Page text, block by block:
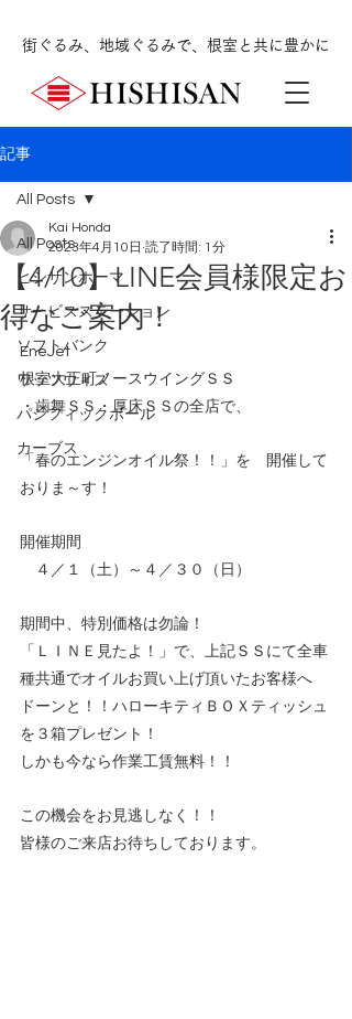
街ぐるみ、地域ぐるみで、根室と共に豊かに
記事
All Posts
ヒシサンホーマ
サービスステーション
ソフトバンク
ワッツウィズ
パシフィックボール
カーブス
All Posts
【4/10】LINE会員様限定お
得なご案内！
Kai Honda
2023年4月10日 読了時間: 1分
EneJet
根室大正町ノースウイングＳＳ
・歯舞ＳＳ・厚床ＳＳの全店で、
「春のエンジンオイル祭！！」を　開催して
おりま～す！
開催期間
４／１（土）～４／３０（日）
期間中、特別価格は勿論！
「ＬＩＮＥ見たよ！」で、上記ＳＳにて全車
種共通でオイルお買い上げ頂いたお客様へ
ドーンと！！ハローキティＢＯＸティッシュ
を３箱プレゼント！
しかも今なら作業工賃無料！！
この機会をお見逃しなく！！
皆様のご来店お待ちしております。